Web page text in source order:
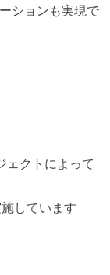
ションも実現で
クトによって
しています